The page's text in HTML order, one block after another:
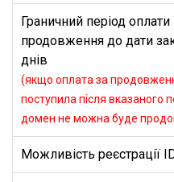
Граничний період оплати
продовження до дати
днів
(якщо оплата за
поступила після вказаного
домен не можна буде
Можливість реєстрації